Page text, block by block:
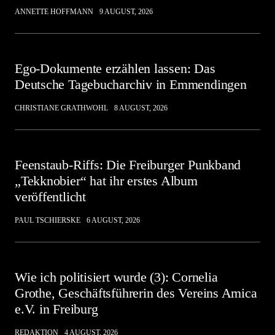
ANNETTE HOFFMANN 9 AUGUST, 2026
Ego-Dokumente erzählen lassen: Das
Deutsche Tagebucharchiv in Emmendingen
CHRISTIANE GRATHWOHL 8 AUGUST, 2026
Feenstaub-Riffs: Die Freiburger Punkband
„Tekknobier“ hat ihr erstes Album
veröffentlicht
PAUL TSCHIERSKE 6 AUGUST, 2026
Wie ich politisiert wurde (3): Cornelia
Grothe, Geschäftsführerin des Vereins Amica
e.V. in Freiburg
REDAKTION 4 AUGUST, 2026